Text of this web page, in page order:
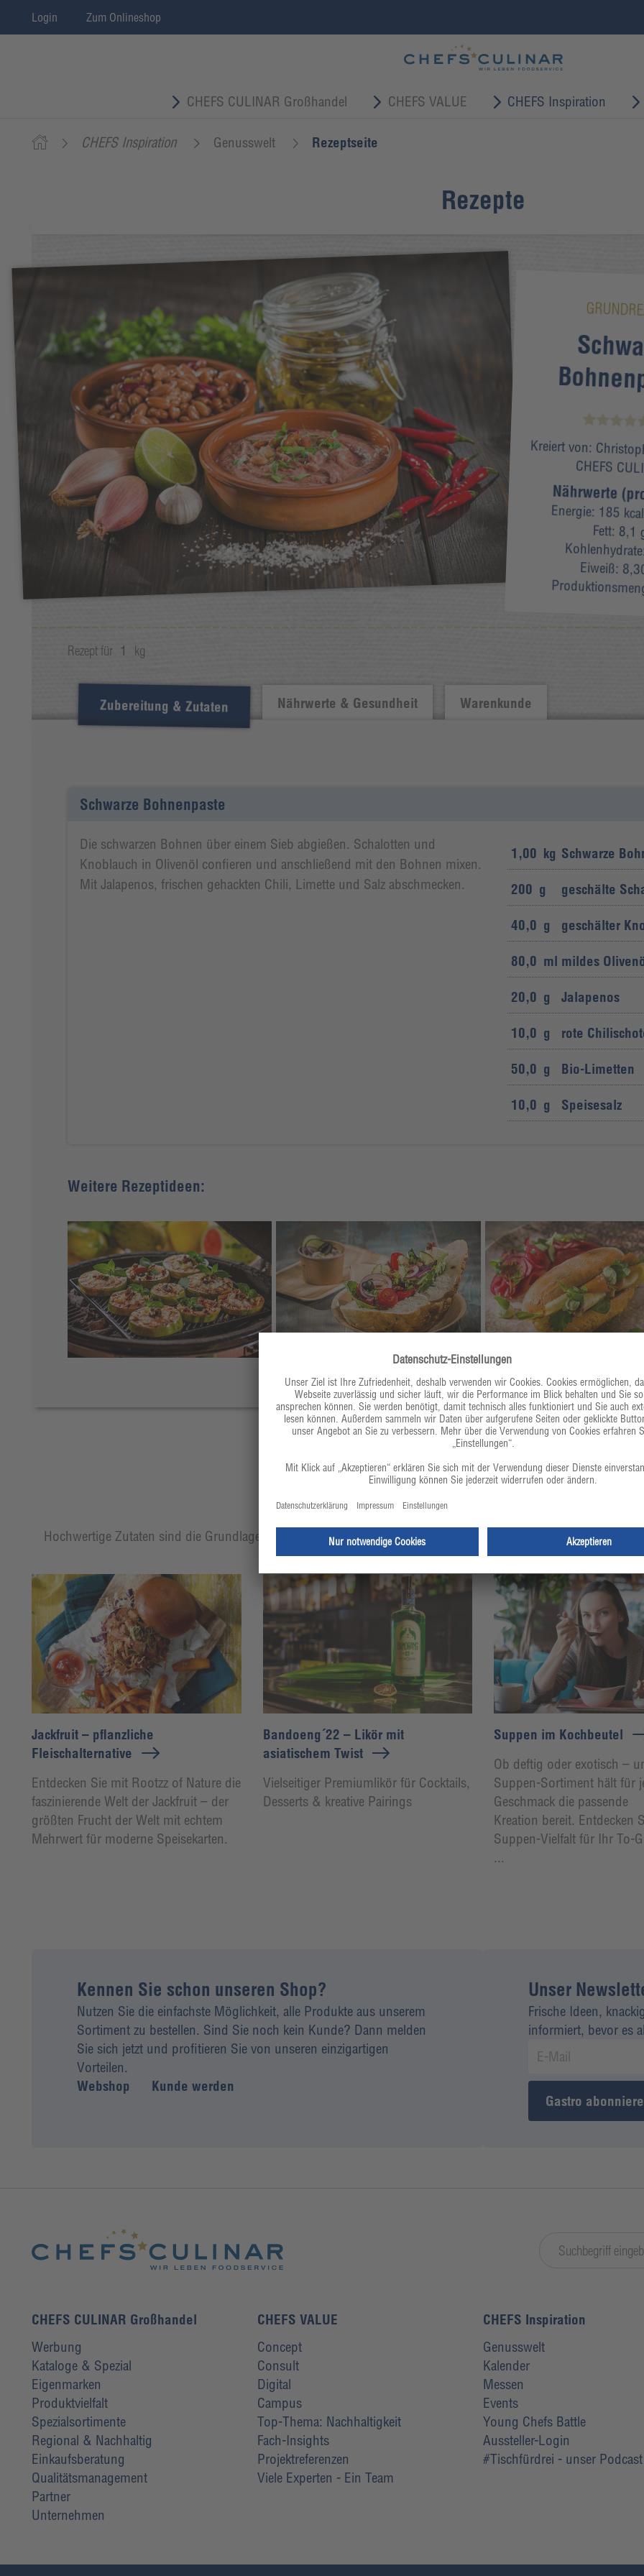
Login Zum Onlineshop
CHEFS CULINAR Großhandel CHEFS VALUE CHEFS Inspiration
CHEFS Inspiration Genusswelt Rezeptseite
Rezepte
Kreiert von:
CHEFS
Nährwerte
Energie: 185 kcal
Fett: 8,1
Eiweiß:
Rezept für 1 kg
Zubereitung & Zutaten Nährwerte & Gesundheit Warenkunde
Schwarze Bohnenpaste
1,00 kg Schwarze
200 g geschälte
40,0 g geschälter
80,0 ml mildes
20,0 g Jalapenos
10,0 g rote
50,0 g Bio-Limetten
10,0 g Speisesalz
Die schwarzen Bohnen über einem Sieb abgießen. Schalotten und
Knoblauch in Olivenöl confieren und anschließend mit den Bohnen mixen.
Mit Jalapenos, frischen gehackten Chili, Limette und Salz abschmecken.
Weitere Rezeptideen:
Perfekt für jedes Rezept
Hochwertige Zutaten sind die Grundlage eines jeden gelungenen Rezeptes. Entdecken Sie jetzt die ganze
Jackfruit – pflanzliche
Fleischalternative
Entdecken Sie mit Rootzz of Nature die
faszinierende Welt der Jackfruit – der
größten Frucht der Welt mit echtem
Mehrwert für moderne Speisekarten.
Bandoeng´22 – Likör mit
asiatischem Twist
Vielseitiger Premiumlikör für Cocktails,
Desserts & kreative Pairings
Suppen im Kochbeutel
Ob deftig oder exotisch –
Suppen-Sortiment hält für
Geschmack die passende
Kreation bereit. Entdecken
Suppen-Vielfalt für Ihr To-
...
Kennen Sie schon unseren Shop?
Nutzen Sie die einfachste Möglichkeit, alle Produkte aus unserem
Sortiment zu bestellen. Sind Sie noch kein Kunde? Dann melden
Sie sich jetzt und profitieren Sie von unseren einzigartigen
Vorteilen.
Webshop
Kunde werden
Unser
Frische Ideen,
informiert, bevor es
Gastro
CHEFS CULINAR Großhandel
Werbung
Kataloge & Spezial
Eigenmarken
Produktvielfalt
Spezialsortimente
Regional & Nachhaltig
Einkaufsberatung
Qualitätsmanagement
Partner
Unternehmen
CHEFS VALUE
Concept
Consult
Digital
Campus
Top-Thema: Nachhaltigkeit
Fach-Insights
Projektreferenzen
Viele Experten - Ein Team
CHEFS Inspiration
Genusswelt
Kalender
Messen
Events
Young Chefs Battle
Aussteller-Login
#Tischfürdrei - unser Podcast